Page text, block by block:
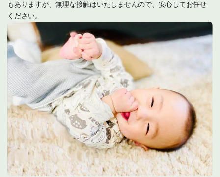
もありますが、無理な接触はいたしませんので、安心してお任せ
ください。